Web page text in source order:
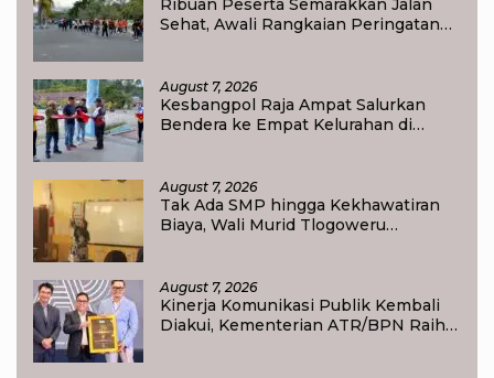
Ribuan Peserta Semarakkan Jalan
Sehat, Awali Rangkaian Peringatan
August 7, 2026
Kesbangpol Raja Ampat Salurkan
Bendera ke Empat Kelurahan di
August 7, 2026
Tak Ada SMP hingga Kekhawatiran
Biaya, Wali Murid Tlogoweru
August 7, 2026
Kinerja Komunikasi Publik Kembali
Diakui, Kementerian ATR/BPN Raih